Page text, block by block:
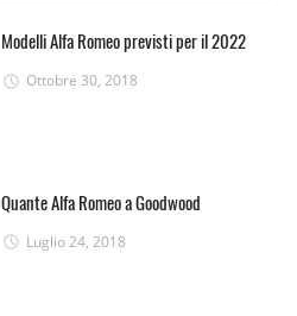
Modelli Alfa Romeo previsti per il 2022
Ottobre 30, 2018
Quante Alfa Romeo a Goodwood
Luglio 24, 2018